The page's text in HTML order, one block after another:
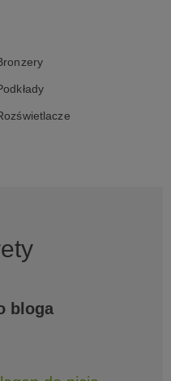
bloga